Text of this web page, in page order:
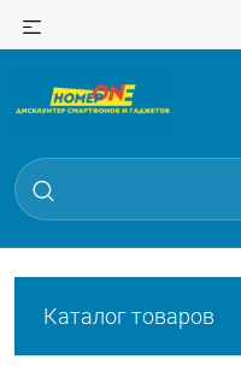
Каталог товаров